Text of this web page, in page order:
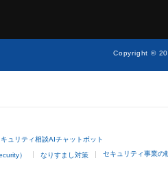
Copyright ©
ュリティ相談AIチャットボット
） なりすまし対策 セキュリティ事業の